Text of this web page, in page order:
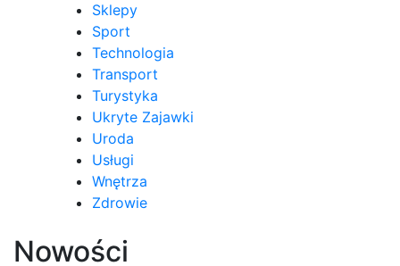
Sklepy
Sport
Technologia
Transport
Turystyka
Ukryte Zajawki
Uroda
Usługi
Wnętrza
Zdrowie
Nowości